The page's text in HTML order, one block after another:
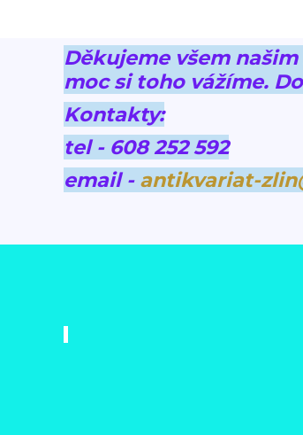
Děkujeme všem
moc si toho vážíme.
Kontakty:
tel - 608 252 592
email - antikvariat-